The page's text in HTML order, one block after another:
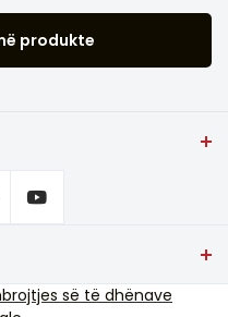
produkte
së të dhënave